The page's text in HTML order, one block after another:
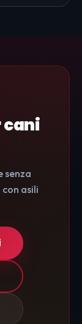
cani
senza
asili